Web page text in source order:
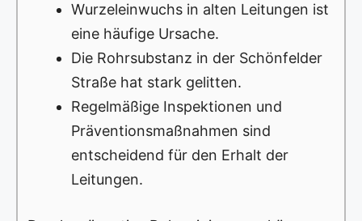
Wurzeleinwuchs in alten Leitungen ist
eine häufige Ursache.
Die Rohrsubstanz in der Schönfelder
Straße hat stark gelitten.
Regelmäßige Inspektionen und
Präventionsmaßnahmen sind
entscheidend für den Erhalt der
Leitungen.